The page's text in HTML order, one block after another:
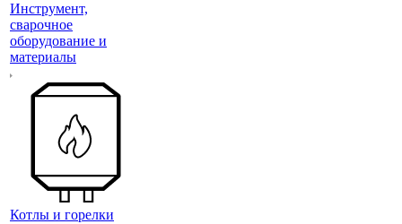
Инструмент,
сварочное
оборудование и
материалы
Котлы и горелки